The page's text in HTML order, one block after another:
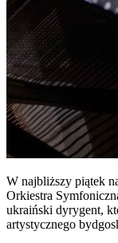
W najbliższy piątek
Orkiestra
ukraiński dyrygent,
artystycznego